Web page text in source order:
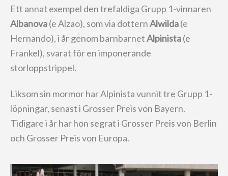
Ett annat exempel den trefaldiga Grupp 1-vinnaren
Albanova(e Alzao), som via dotternAlwilda(e
Hernando), i år genom barnbarnetAlpinista(e
Frankel), svarat för en imponerande
storloppstrippel.
Liksom sin mormor har Alpinista vunnit tre Grupp 1-
löpningar, senast i Grosser Preis von Bayern.
Tidigare i år har hon segrat i Grosser Preis von Berlin
och Grosser Preis von Europa.